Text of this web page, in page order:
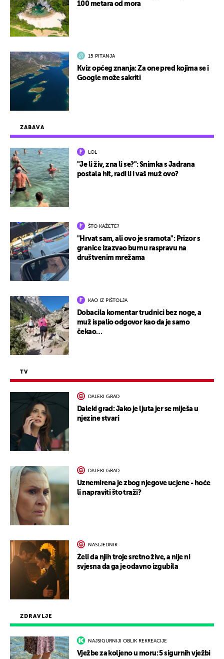
ZDRAVLJE
NAJSIGURNIJI OBLIK REKREACIJE
Vježbe za koljeno u moru: 5 sigurnih vježbi
ZABAVA
LOL
"Je li živ, zna li se?": Snimka s Jadrana
postala hit, radi li i vaš muž ovo?
ŠTO KAŽETE?
"Hrvat sam, ali ovo je sramota": Prizor s
granice izazvao burnu raspravu na
društvenim mrežama
KAO IZ PIŠTOLJA
Dobacila komentar trudnici bez noge, a
muž ispalio odgovor kao da je samo
čekao…
TV
DALEKI GRAD
Daleki grad: Jako je ljuta jer se miješa u
njezine stvari
DALEKI GRAD
Uznemirena je zbog njegove ucjene - hoće
li napraviti što traži?
NASLJEDNIK
Želi da njih troje sretno žive, a nije ni
svjesna da ga je odavno izgubila
100 metara od mora
15 PITANJA
Kviz općeg znanja: Za one pred kojima se i
Google može sakriti